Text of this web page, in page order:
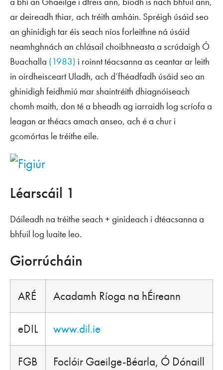
ar deireadh thiar, ach tréith amháin. Spréigh úsáid seo
an ghinidigh tar éis seach níos forleithne ná úsáid
neamhghnách an chlásail choibhneasta a scrúdaigh Ó
Buachalla (1983) i roinnt téacsanna as ceantar ar leith
in oirdheisceart Uladh, ach d’fhéadfadh úsáid seo an
ghinidigh feidhmiú mar shaintréith dhiagnóiseach
chomh maith, don té a bheadh ag iarraidh log scríofa a
leagan ar théacs amach anseo, ach é a chur i
gcomórtas le tréithe eile.
Léarscáil 1
Dáileadh na tréithe seach + ginideach i dtéacsanna a
bhfuil log luaite leo.
Giorrúcháin
ARÉ Acadamh Ríoga na hÉireann
eDIL www.dil.ie
FGB Foclóir Gaeilge-Béarla, Ó Dónaill